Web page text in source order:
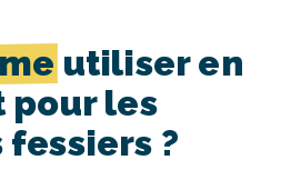
utiliser en
les
?